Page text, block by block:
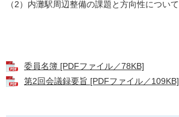
（2）内灘駅周辺整備の課題と方向性について
委員名簿 [PDFファイル／78KB]
第2回会議録要旨 [PDFファイル／109KB]